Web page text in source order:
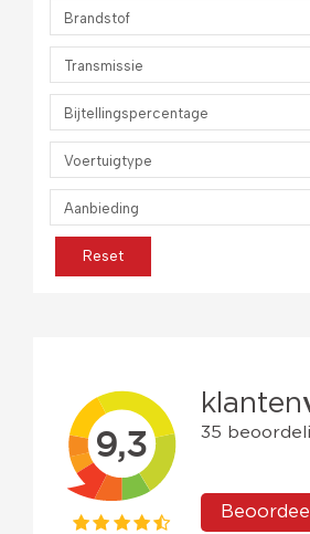
Brandstof
Transmissie
Bijtellingspercentage
Voertuigtype
Aanbieding
Reset